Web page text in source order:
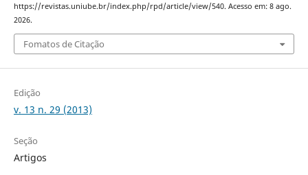
https://revistas.uniube.br/index.php/rpd/article/view/540. Acesso em: 8 ago.
2026.
Fomatos de Citação
Edição
v. 13 n. 29 (2013)
Seção
Artigos